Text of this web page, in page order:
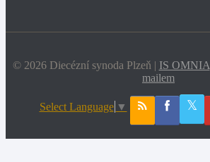
© 2026 Diecézní synoda Plzeň | IS OMNIA
mailem
Select Language ▼